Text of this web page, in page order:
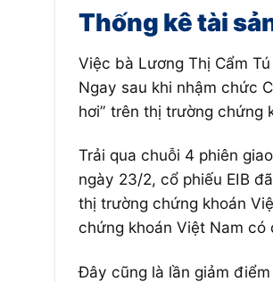
Thống kê tài
Việc bà Lương Thị Cẩm
Ngay sau khi nhậm chức
hơi” trên thị trường chứng
Trải qua chuỗi 4 phiên
ngày 23/2, cổ phiếu EIB
thị trường chứng khoán
chứng khoán Việt Nam có
Đây cũng là lần giảm